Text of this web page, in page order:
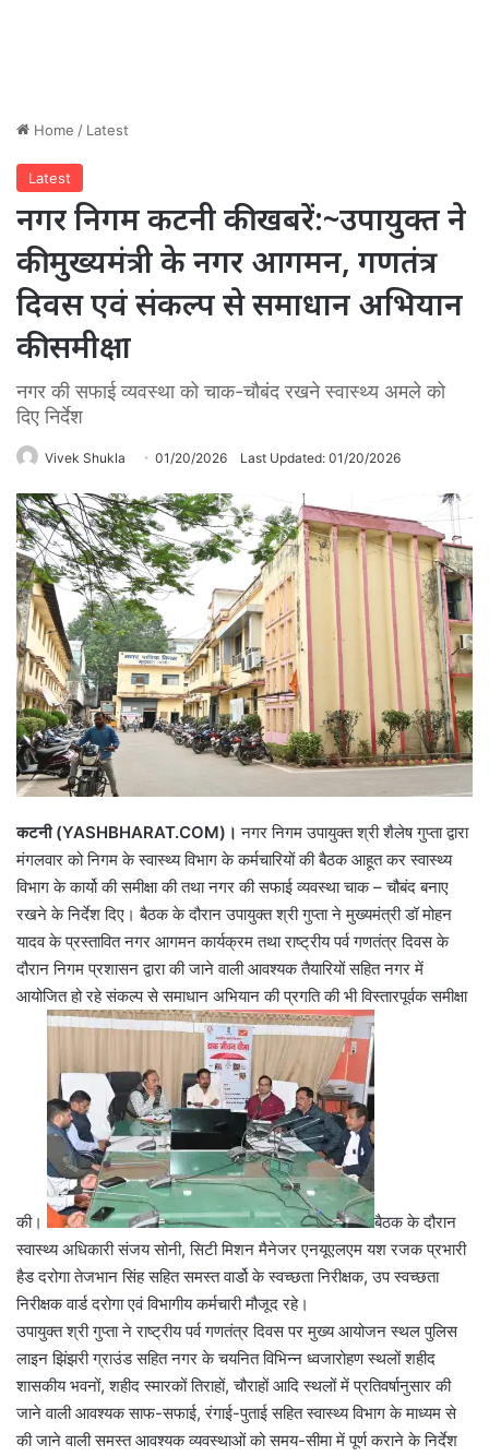
Home / Latest
Latest
नगर निगम कटनी की खबरें:~उपायुक्त ने
की मुख्यमंत्री के नगर आगमन, गणतंत्र
दिवस एवं संकल्प से समाधान अभियान
की समीक्षा
नगर की सफाई व्यवस्था को चाक-चौबंद रखने स्वास्थ्य अमले को
दिए निर्देश
Vivek Shukla 01/20/2026 Last Updated: 01/20/2026
कटनी (YASHBHARAT.COM)। नगर निगम उपायुक्त श्री शैलेष गुप्ता द्वारा
मंगलवार को निगम के स्वास्थ्य विभाग के कर्मचारियों की बैठक आहूत कर स्वास्थ्य
विभाग के कार्यो की समीक्षा की तथा नगर की सफाई व्यवस्था चाक – चौबंद बनाए
रखने के निर्देश दिए। बैठक के दौरान उपायुक्त श्री गुप्ता ने मुख्यमंत्री डॉ मोहन
यादव के प्रस्तावित नगर आगमन कार्यक्रम तथा राष्ट्रीय पर्व गणतंत्र दिवस के
दौरान निगम प्रशासन द्वारा की जाने वाली आवश्यक तैयारियों सहित नगर में
आयोजित हो रहे संकल्प से समाधान अभियान की प्रगति की भी विस्तारपूर्वक समीक्षा
की।
बैठक के दौरान
स्वास्थ्य अधिकारी संजय सोनी, सिटी मिशन मैनेजर एनयूएलएम यश रजक प्रभारी
हैड दरोगा तेजभान सिंह सहित समस्त वार्डो के स्वच्छता निरीक्षक, उप स्वच्छता
निरीक्षक वार्ड दरोगा एवं विभागीय कर्मचारी मौजूद रहे।
उपायुक्त श्री गुप्ता ने राष्ट्रीय पर्व गणतंत्र दिवस पर मुख्य आयोजन स्थल पुलिस
लाइन झिंझरी ग्राउंड सहित नगर के चयनित विभिन्न ध्वजारोहण स्थलों शहीद
शासकीय भवनों, शहीद स्मारकों तिराहों, चौराहों आदि स्थलों में प्रतिवर्षानुसार की
जाने वाली आवश्यक साफ-सफाई, रंगाई-पुताई सहित स्वास्थ्य विभाग के माध्यम से
की जाने वाली समस्त आवश्यक व्यवस्थाओं को समय-सीमा में पूर्ण कराने के निर्देश